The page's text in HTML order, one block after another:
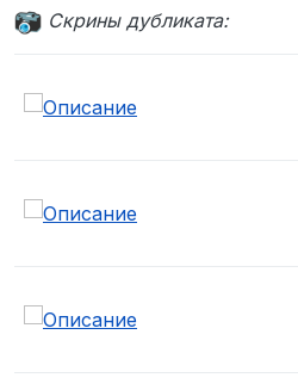
Cкрины дубликата: